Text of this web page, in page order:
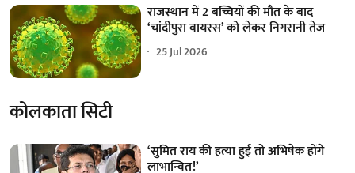
राजस्थान में 2 बच्चियों की मौत के बाद
‘चांदीपुरा वायरस’ को लेकर निगरानी तेज
25 Jul 2026
कोलकाता सिटी
‘सुमित राय की हत्या हुई तो अभिषेक होंगे
लाभान्वित!’